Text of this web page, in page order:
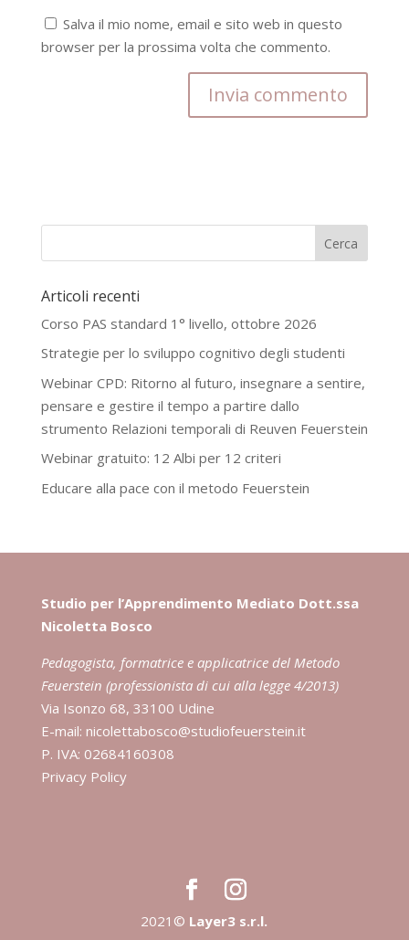
Salva il mio nome, email e sito web in questo
browser per la prossima volta che commento.
Articoli recenti
Corso PAS standard 1° livello, ottobre 2026
Strategie per lo sviluppo cognitivo degli studenti
Webinar CPD: Ritorno al futuro, insegnare a sentire,
pensare e gestire il tempo a partire dallo
strumento Relazioni temporali di Reuven Feuerstein
Webinar gratuito: 12 Albi per 12 criteri
Educare alla pace con il metodo Feuerstein
Studio per l’Apprendimento Mediato Dott.ssa
Nicoletta Bosco
Pedagogista, formatrice e applicatrice del Metodo
Feuerstein (professionista di cui alla legge 4/2013)
Via Isonzo 68, 33100 Udine
E-mail: nicolettabosco@studiofeuerstein.it
P. IVA: 02684160308
Privacy Policy
2021© Layer3 s.r.l.